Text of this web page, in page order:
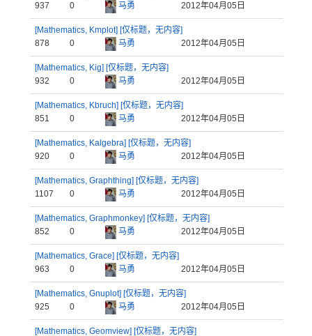
937
0 马勇 2012年04月05日
[Mathematics, Kmplot] [仅标题，无内容]
878
0 马勇 2012年04月05日
[Mathematics, Kig] [仅标题，无内容]
932
0 马勇 2012年04月05日
[Mathematics, Kbruch] [仅标题，无内容]
851
0 马勇 2012年04月05日
[Mathematics, Kalgebra] [仅标题，无内容]
920
0 马勇 2012年04月05日
[Mathematics, Graphthing] [仅标题，无内容]
1107
0 马勇 2012年04月05日
[Mathematics, Graphmonkey] [仅标题，无内容]
852
0 马勇 2012年04月05日
[Mathematics, Grace] [仅标题，无内容]
963
0 马勇 2012年04月05日
[Mathematics, Gnuplot] [仅标题，无内容]
925
0 马勇 2012年04月05日
[Mathematics, Geomview] [仅标题，无内容]